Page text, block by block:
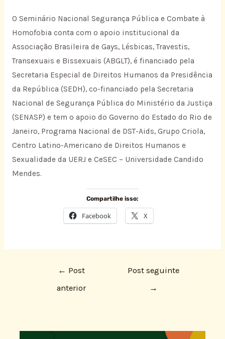
O Seminário Nacional Segurança Pública e Combate à
Homofobia conta com o apoio institucional da
Associação Brasileira de Gays, Lésbicas, Travestis,
Transexuais e Bissexuais (ABGLT), é financiado pela
Secretaria Especial de Direitos Humanos da Presidência
da República (SEDH), co-financiado pela Secretaria
Nacional de Segurança Pública do Ministério da Justiça
(SENASP) e tem o apoio do Governo do Estado do Rio de
Janeiro, Programa Nacional de DST-Aids, Grupo Criola,
Centro Latino-Americano de Direitos Humanos e
Sexualidade da UERJ e CeSEC – Universidade Candido
Mendes.
Compartilhe isso:
Facebook X
← Post
anterior
Post seguinte
→